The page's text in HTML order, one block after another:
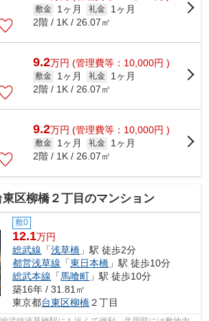
敷金 1ヶ月 礼金
1ヶ月
2階 / 1K / 26.07㎡
9.2万円 (管理費等：10,000円 )
敷金 1ヶ月 礼金
1ヶ月
2階 / 1K / 26.07㎡
9.2万円 (管理費等：10,000円 )
敷金 1ヶ月 礼金
1ヶ月
2階 / 1K / 26.07㎡
東区柳橋２丁目のマンション
敷0
12.1万円
総武線 「浅草橋 」駅 徒歩2分
都営浅草線 「東日本橋 」駅 徒歩10分
総武本線 「馬喰町 」駅 徒歩10分
築16年 / 31.81㎡
東京都台東区柳橋２丁目